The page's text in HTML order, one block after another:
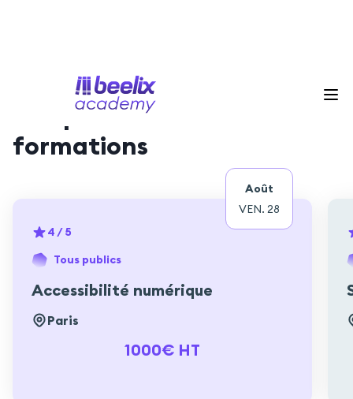
Nos prochaines sessions de
formations
Août
VEN. 28
4 / 5
Tous publics
Accessibilité numérique
Paris
1000€ HT